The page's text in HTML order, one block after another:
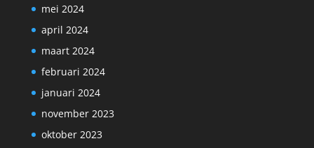
mei 2024
april 2024
maart 2024
februari 2024
januari 2024
november 2023
oktober 2023